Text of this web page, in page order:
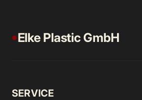
● Elke Plastic GmbH
SERVICE